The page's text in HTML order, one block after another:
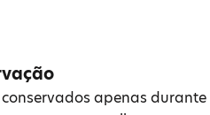
apenas